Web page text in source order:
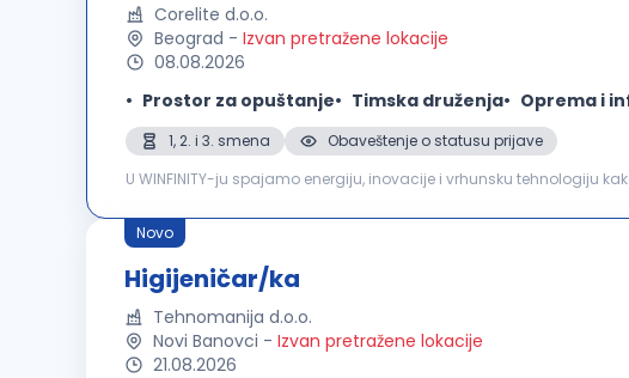
Corelite d.o.o.
Beograd - Izvan pretražene lokacije
08.08.2026
Prostor za opuštanje
Timska druženja Oprema i
1, 2. i 3. smena
Obaveštenje o statusu prijave
U WINFINITY-ju spajamo energiju, inovacije i vrhunsku tehnologiju
Novo
Higijeničar/ka
Tehnomanija d.o.o.
Novi Banovci - Izvan pretražene lokacije
21.08.2026